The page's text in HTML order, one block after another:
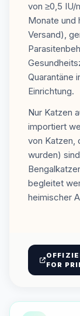
von ≥0,5 IU/
Monate und
Versand),
Quarantäne
Einrichtung.
Nur Katzen
importiert
von Katzen,
wurden)
begleitet
heimischer
FOR